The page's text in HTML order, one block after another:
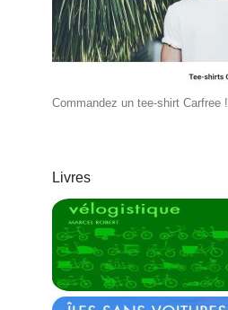
Commandez un tee-shirt Carfree !
Livres